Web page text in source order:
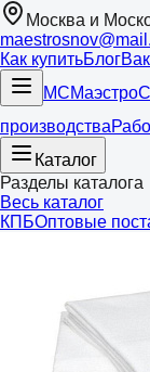
Москва и
Как купитьБлог
МСМаэстро
производства
Каталог
Разделы каталога
Весь каталог
КПБОптовые